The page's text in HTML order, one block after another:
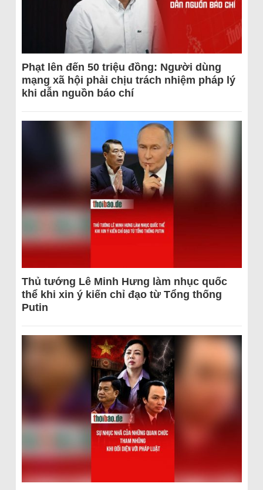
Phạt lên đến 50 triệu đồng: Người dùng
mạng xã hội phải chịu trách nhiệm pháp lý
khi dẫn nguồn báo chí
Thủ tướng Lê Minh Hưng làm nhục quốc
thể khi xin ý kiến chỉ đạo từ Tổng thống
Putin